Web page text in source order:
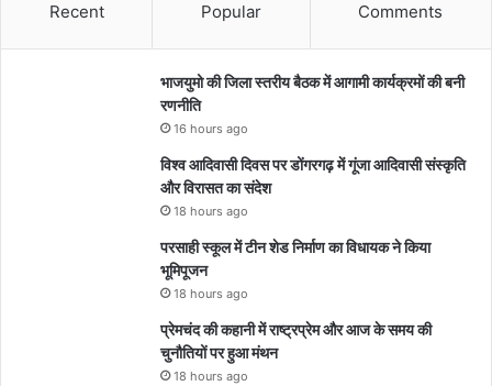
Recent Popular Comments
भाजयुमो की जिला स्तरीय बैठक में आगामी कार्यक्रमों की बनी
रणनीति
16 hours ago
विश्व आदिवासी दिवस पर डोंगरगढ़ में गूंजा आदिवासी संस्कृति
और विरासत का संदेश
18 hours ago
परसाही स्कूल में टीन शेड निर्माण का विधायक ने किया
भूमिपूजन
18 hours ago
प्रेमचंद की कहानी में राष्ट्रप्रेम और आज के समय की
चुनौतियों पर हुआ मंथन
18 hours ago